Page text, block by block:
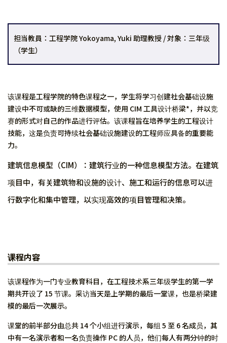
担当教員：工程学院 Yokoyama, Yuki 助理教授 / 対象：三年级
（学生）
该课程是工程学院的特色课程之一，学生将学习创建社会基础设施
建设中不可或缺的三维数据模型，使用 CIM 工具设计桥梁*，并以竞
赛的形式对自己的作品进行评估。该课程旨在培养学生的工程设计
技能，这是负责可持续社会基础设施建设的工程师应具备的重要能
力。
建筑信息模型（CIM）：建筑行业的一种信息模型方法。在建筑
项目中，有关建筑物和设施的设计、施工和运行的信息可以进
行数字化和集中管理，以实现高效的项目管理和决策。
课程内容
该课程作为一门专业教育科目，在工程技术系三年级学生的第一学
期共开设了 15 节课。采访当天是上学期的最后一堂课，也是桥梁建
模的最后一次展示。
课堂的前半部分由总共 14 个小组进行演示，每组 5 至 6 名成员，其
中有一名演示者和一名负责操作 PC 的人员，他们每人有两分钟的时